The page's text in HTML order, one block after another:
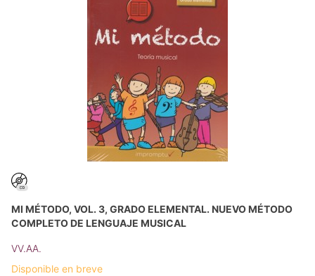
MI MÉTODO, VOL. 3, GRADO ELEMENTAL. NUEVO MÉTODO
COMPLETO DE LENGUAJE MUSICAL
VV.AA.
Disponible en breve